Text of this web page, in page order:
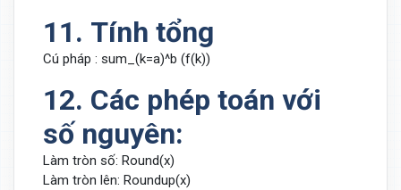
11. Tính tổng
Cú pháp : sum_(k=a)^b (f(k))
12. Các phép toán với
số nguyên:
Làm tròn số: Round(x)
Làm tròn lên: Roundup(x)